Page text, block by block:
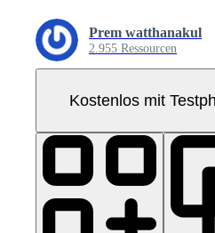
Prem watthanakul
2.955 Ressourcen
Kostenlos mit